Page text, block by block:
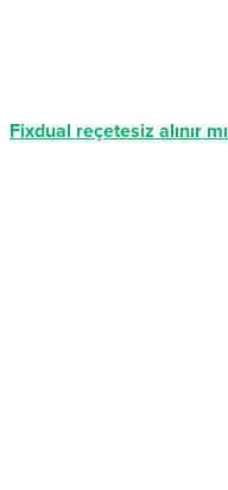
Fixdual reçetesiz alınır mı